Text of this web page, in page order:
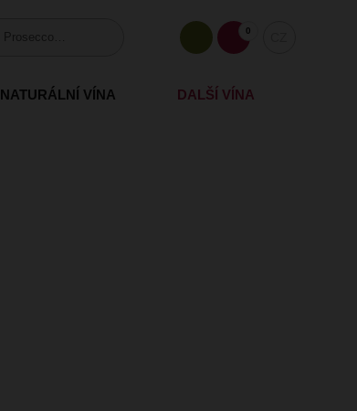
0
NATURÁLNÍ VÍNA DALŠÍ VÍNA